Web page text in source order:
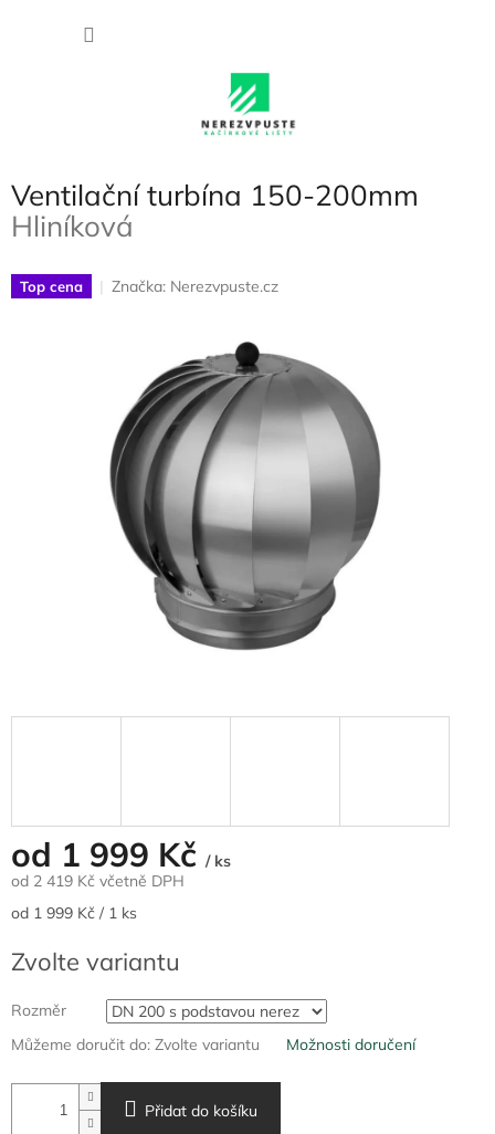
Ventilační turbína 150-200mm
Hliníková
Top cena Značka: Nerezvpuste.cz
od 1 999 Kč / ks
od 2 419 Kč včetně DPH
Měrná
od 1 999 Kč / 1 ks
Zvolte variantu
Rozměr
Můžeme doručit do: Zvolte variantu Možnosti doručení
Přidat do košíku